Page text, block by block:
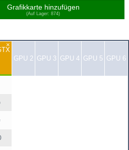
Grafikkarte hinzufügen
(Auf Lager: 874)
×
GPU 2 GPU 3 GPU 4 GPU 5 GPU 6